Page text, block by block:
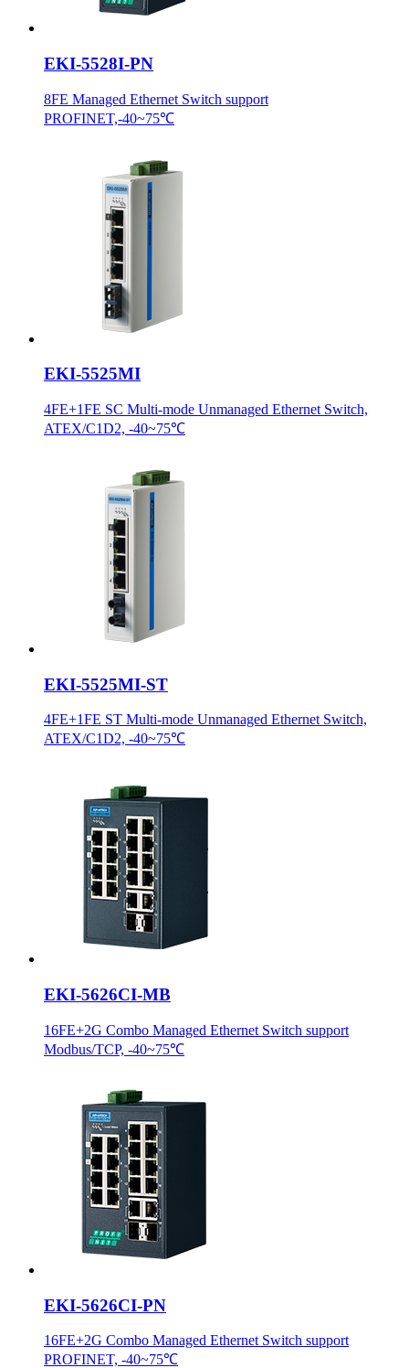
EKI-5528I-PN
8FE Managed Ethernet Switch support
PROFINET,-40~75℃
EKI-5525MI
4FE+1FE SC Multi-mode Unmanaged Ethernet Switch,
ATEX/C1D2, -40~75℃
EKI-5525MI-ST
4FE+1FE ST Multi-mode Unmanaged Ethernet Switch,
ATEX/C1D2, -40~75℃
EKI-5626CI-MB
16FE+2G Combo Managed Ethernet Switch support
Modbus/TCP, -40~75℃
EKI-5626CI-PN
16FE+2G Combo Managed Ethernet Switch support
PROFINET, -40~75℃